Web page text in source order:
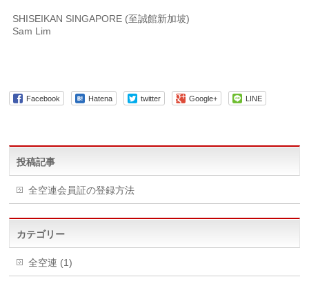
SHISEIKAN SINGAPORE (至誠館新加坡)
Sam Lim
Facebook Hatena twitter Google+ LINE
投稿記事
全空連会員証の登録方法
カテゴリー
全空連 (1)